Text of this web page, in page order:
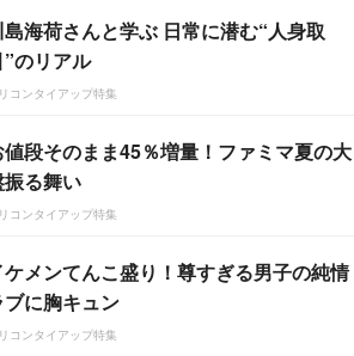
島海荷さんと学ぶ 日常に潜む“人身取
”のリアル
コンタイアップ特集
値段そのまま45％増量！ファミマ夏の大
振る舞い
コンタイアップ特集
ケメンてんこ盛り！尊すぎる男子の純情
ブに胸キュン
コンタイアップ特集